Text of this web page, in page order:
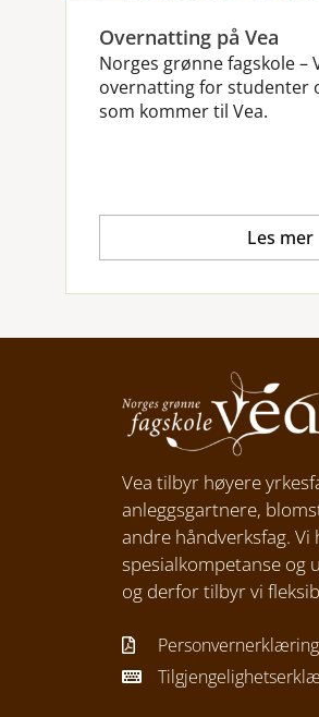
Overnatting på Vea
Norges grønne fagskole –
overnatting for studenter
som kommer til Vea.
Les mer
Vea tilbyr høyere
anleggsgartnere,
andre håndverksfag.
spesialkompetanse og
og derfor tilbyr vi
Personvernerklæring